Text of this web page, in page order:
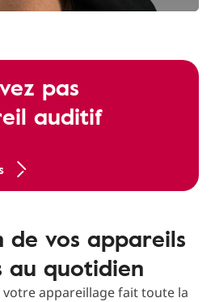
pas
auditif
de vos appareils
au quotidien
appareillage fait toute la